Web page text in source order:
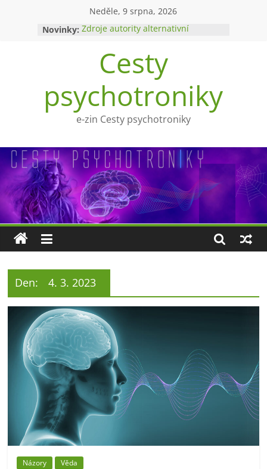
Neděle, 9 srpna, 2026
Novinky: Zdroje autority alternativní
Upíři a mytologie?
Ohnivý poltergeist
Tragédie Anny Göldi
Zlatý východ
Cesty
psychotroniky
e-zin Cesty psychotroniky
Den: 4. 3. 2023
Názory Věda